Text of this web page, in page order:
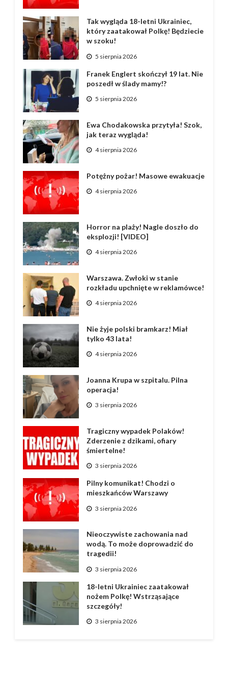
Tak wygląda 18-letni Ukrainiec,
który zaatakował Polkę! Będziecie
w szoku!
5 sierpnia 2026
Franek Englert skończył 19 lat. Nie
poszedł w ślady mamy!?
5 sierpnia 2026
Ewa Chodakowska przytyła! Szok,
jak teraz wygląda!
4 sierpnia 2026
Potężny pożar! Masowe ewakuacje
4 sierpnia 2026
Horror na plaży! Nagle doszło do
eksplozji! [VIDEO]
4 sierpnia 2026
Warszawa. Zwłoki w stanie
rozkładu upchnięte w reklamówce!
4 sierpnia 2026
Nie żyje polski bramkarz! Miał
tylko 43 lata!
4 sierpnia 2026
Joanna Krupa w szpitalu. Pilna
operacja!
3 sierpnia 2026
Tragiczny wypadek Polaków!
Zderzenie z dzikami, ofiary
śmiertelne!
3 sierpnia 2026
Pilny komunikat! Chodzi o
mieszkańców Warszawy
3 sierpnia 2026
Nieoczywiste zachowania nad
wodą. To może doprowadzić do
tragedii!
3 sierpnia 2026
18-letni Ukrainiec zaatakował
nożem Polkę! Wstrząsające
szczegóły!
3 sierpnia 2026